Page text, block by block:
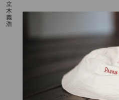
立木義浩